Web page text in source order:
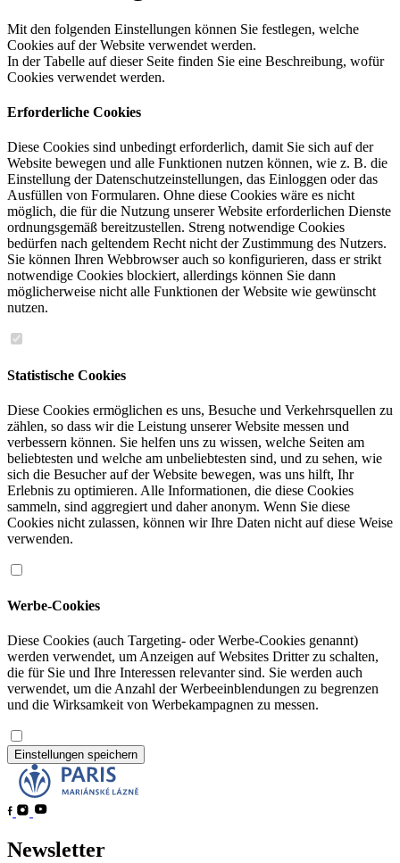
Mit den folgenden Einstellungen können Sie festlegen, welche
Cookies auf der Website verwendet werden.
In der Tabelle auf dieser Seite finden Sie eine Beschreibung, wofür
Cookies verwendet werden.
Erforderliche Cookies
Diese Cookies sind unbedingt erforderlich, damit Sie sich auf der
Website bewegen und alle Funktionen nutzen können, wie z. B. die
Einstellung der Datenschutzeinstellungen, das Einloggen oder das
Ausfüllen von Formularen. Ohne diese Cookies wäre es nicht
möglich, die für die Nutzung unserer Website erforderlichen Dienste
ordnungsgemäß bereitzustellen. Streng notwendige Cookies
bedürfen nach geltendem Recht nicht der Zustimmung des Nutzers.
Sie können Ihren Webbrowser auch so konfigurieren, dass er strikt
notwendige Cookies blockiert, allerdings können Sie dann
möglicherweise nicht alle Funktionen der Website wie gewünscht
nutzen.
Statistische Cookies
Diese Cookies ermöglichen es uns, Besuche und Verkehrsquellen zu
zählen, so dass wir die Leistung unserer Website messen und
verbessern können. Sie helfen uns zu wissen, welche Seiten am
beliebtesten und welche am unbeliebtesten sind, und zu sehen, wie
sich die Besucher auf der Website bewegen, was uns hilft, Ihr
Erlebnis zu optimieren. Alle Informationen, die diese Cookies
sammeln, sind aggregiert und daher anonym. Wenn Sie diese
Cookies nicht zulassen, können wir Ihre Daten nicht auf diese Weise
verwenden.
Werbe-Cookies
Diese Cookies (auch Targeting- oder Werbe-Cookies genannt)
werden verwendet, um Anzeigen auf Websites Dritter zu schalten,
die für Sie und Ihre Interessen relevanter sind. Sie werden auch
verwendet, um die Anzahl der Werbeeinblendungen zu begrenzen
und die Wirksamkeit von Werbekampagnen zu messen.
Einstellungen speichern
Newsletter